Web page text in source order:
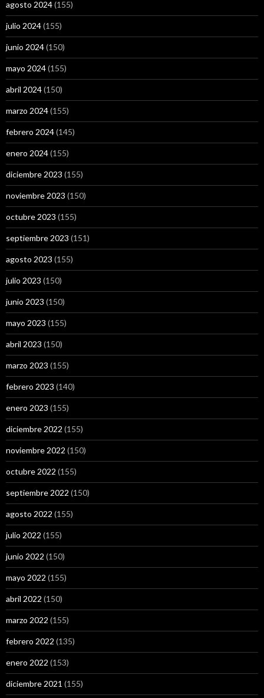
agosto 2024(155)
julio 2024(155)
junio 2024(150)
mayo 2024(155)
abril 2024(150)
marzo 2024(155)
febrero 2024(145)
enero 2024(155)
diciembre 2023 (155)
noviembre 2023 (150)
octubre 2023 (155)
septiembre 2023 (151)
agosto 2023 (155)
julio 2023 (150)
junio 2023 (150)
mayo 2023 (155)
abril 2023 (150)
marzo 2023 (155)
febrero 2023 (140)
enero 2023 (155)
diciembre 2022 (155)
noviembre 2022 (150)
octubre 2022 (155)
septiembre 2022 (150)
agosto 2022 (155)
julio 2022 (155)
junio 2022 (150)
mayo 2022 (155)
abril 2022 (150)
marzo 2022 (155)
febrero 2022 (135)
enero 2022 (153)
diciembre 2021 (155)